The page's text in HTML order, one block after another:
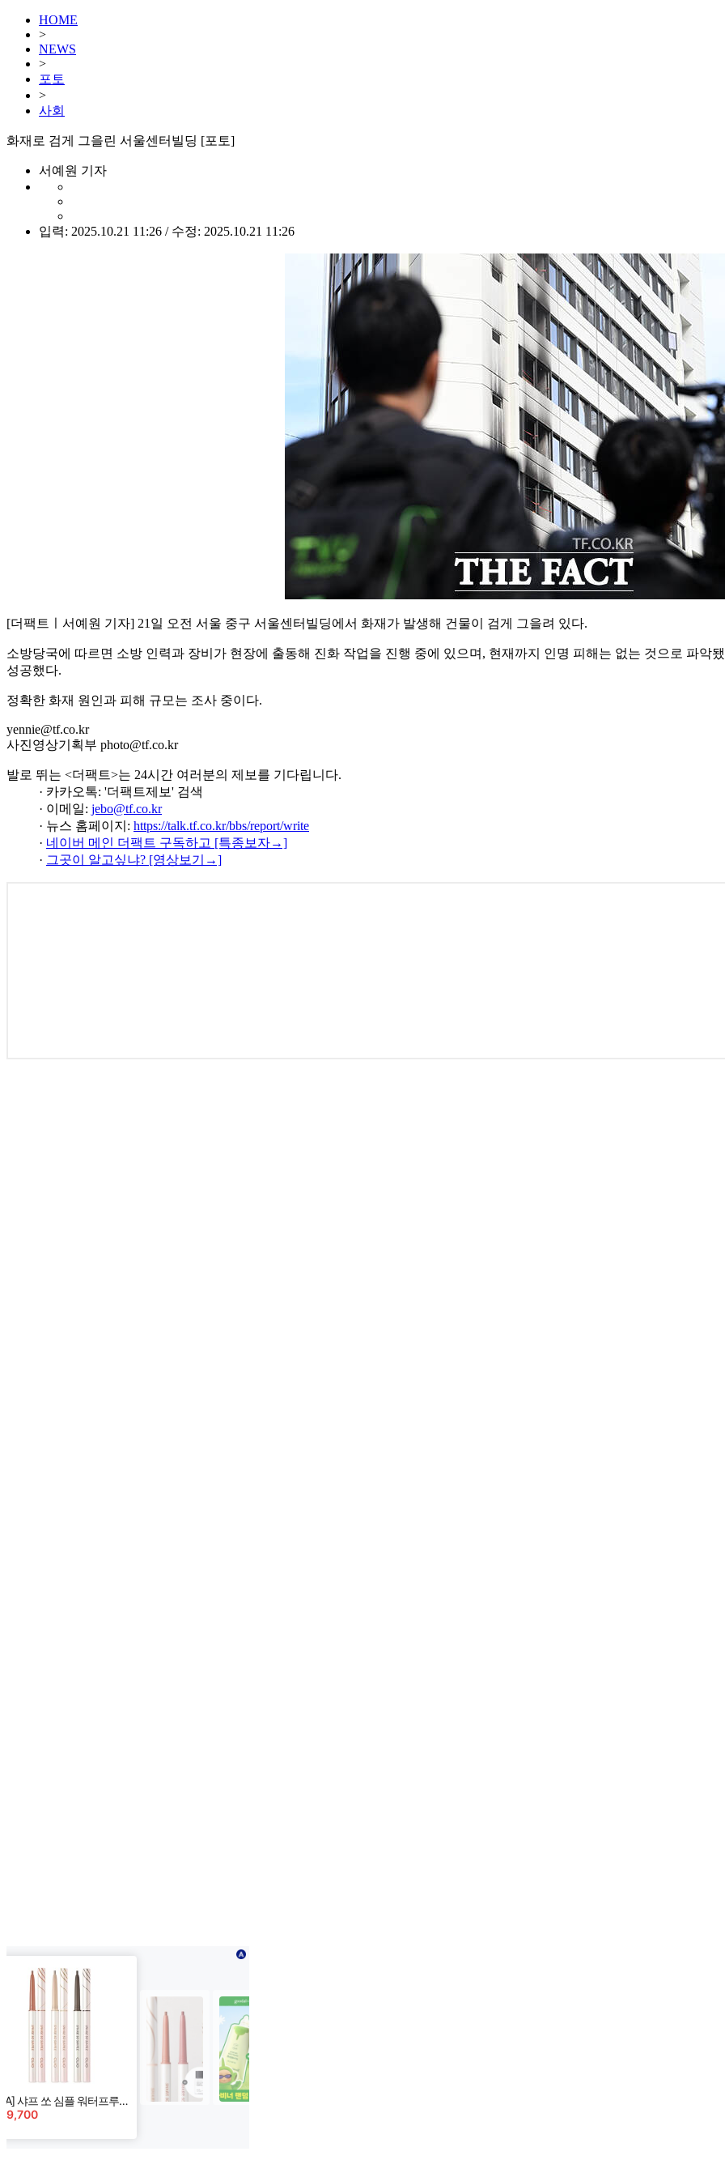
HOME
>
NEWS
>
포토
>
사회
화재로 검게 그을린 서울센터빌딩 [포토]
서예원 기자
입력: 2025.10.21 11:26 / 수정: 2025.10.21 11:26
[더팩트ㅣ서예원 기자] 21일 오전 서울 중구 서울센터빌딩에서 화재가 발생해 건물이 검게 그을려 있다.
소방당국에 따르면 소방 인력과 장비가 현장에 출동해 진화 작업을 진행 중에 있으며, 현재까지 인명 피해는 없는 것으로 파악
성공했다.
정확한 화재 원인과 피해 규모는 조사 중이다.
yennie@tf.co.kr
사진영상기획부 photo@tf.co.kr
발로 뛰는 <더팩트>는 24시간 여러분의 제보를 기다립니다.
· 카카오톡: '더팩트제보' 검색
· 이메일: jebo@tf.co.kr
· 뉴스 홈페이지: https://talk.tf.co.kr/bbs/report/write
· 네이버 메인 더팩트 구독하고 [특종보자→]
· 그곳이 알고싶냐? [영상보기→]